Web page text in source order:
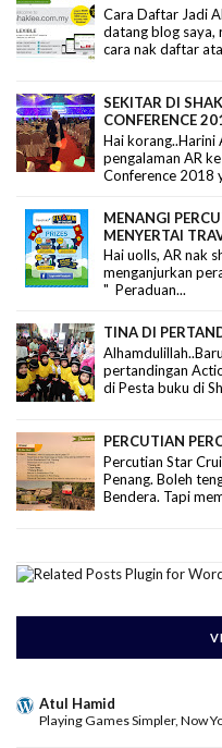
Cara Daftar Jadi
datang blog saya,
cara nak daftar
SEKITAR DI
CONFERENCE
Hai korang..Harini
pengalaman AR
Conference 2018
MENANGI
MENYERTAI
Hai uolls, AR nak
menganjurkan
" Peraduan...
TINA DI
pertandingan
di Pesta buku di
PERCUTIAN
Percutian Star
Penang. Boleh
Bendera. Tapi
Atul Hamid
Playing Games Simpler, Now